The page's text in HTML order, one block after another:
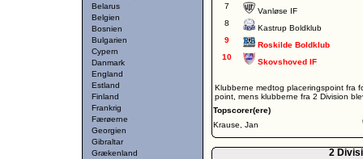
Belarus
Belgien
Bosnien
Bulgarien
Cypern
Danmark
England
Estland
Finland
Frankrig
Færøerne
Georgien
Gibraltar
Grækenland
7
Vanløse IF
8
Kastrup Boldklub
9
Roskilde Boldklub
10
Skovshoved IF
Klubberne medtog placeringspoint fra
point, mens klubberne fra 2 Division
Topscorer(ere)
Krause, Jan
2